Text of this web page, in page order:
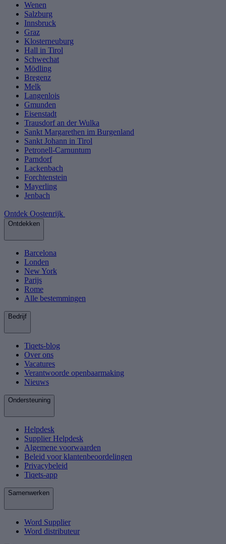
Wenen
Salzburg
Innsbruck
Graz
Klosterneuburg
Hall in Tirol
Schwechat
Mödling
Bregenz
Melk
Langenlois
Gmunden
Eisenstadt
Trausdorf an der Wulka
Sankt Margarethen im Burgenland
Sankt Johann in Tirol
Petronell-Carnuntum
Parndorf
Lackenbach
Forchtenstein
Mayerling
Jenbach
Ontdek Oostenrijk
Ontdekken
Barcelona
Londen
New York
Parijs
Rome
Alle bestemmingen
Bedrijf
Tiqets-blog
Over ons
Vacatures
Verantwoorde openbaarmaking
Nieuws
Ondersteuning
Helpdesk
Supplier Helpdesk
Algemene voorwaarden
Beleid voor klantenbeoordelingen
Privacybeleid
Tiqets-app
Samenwerken
Word Supplier
Word distributeur